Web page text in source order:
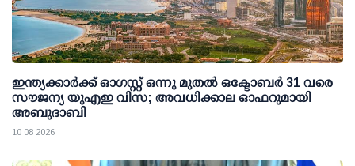
ഇന്ത്യക്കാര്‍ക്ക് ഓഗസ്റ്റ് ഒന്നു മുതല്‍ ഒക്ടോബര്‍ 31 വരെ
സൗജന്യ യുഎഇ വിസ; അവധിക്കാല ഓഫറുമായി
അബുദാബി
10 08 2026